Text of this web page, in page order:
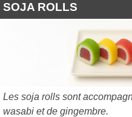
SOJA ROLLS
Les soja rolls sont
wasabi et de gingembre.